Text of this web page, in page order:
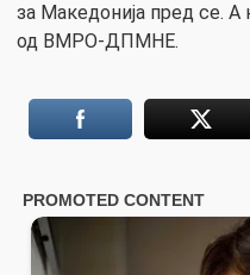
за Македонија пред се.
од ВМРО-ДПМНЕ.